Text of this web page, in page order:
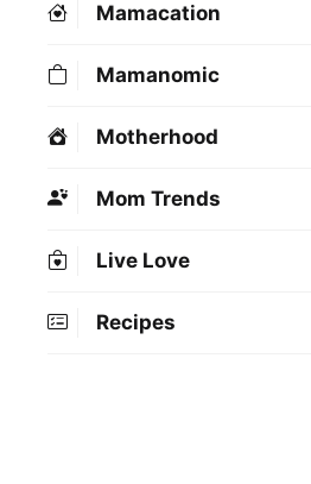
Mamacation
Mamanomic
Motherhood
Mom Trends
Live Love
Recipes